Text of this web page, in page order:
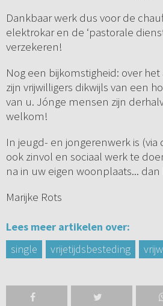
Dankbaar werk dus voor de
elektrokar en de ‘pastorale
verzekeren!
Nog een bijkomstigheid: over
zijn vrijwilligers dikwijls van een
van u. Jónge mensen zijn
welkom!
In jeugd- en jongerenwerk is
ook zinvol en sociaal werk te
na in uw eigen woonplaats...
Marijke Rots
Lees meer artikelen over:
single
vrijetijdsbesteding